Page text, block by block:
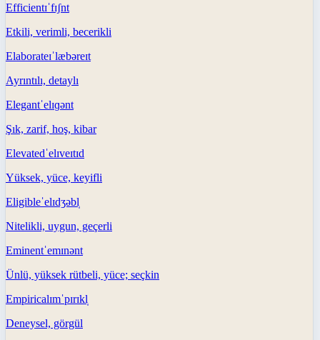
Efficientɪˈfɪʃnt
Etkili, verimli, becerikli
Elaborateɪˈlæbəreɪt
Ayrıntılı, detaylı
Elegantˈelɪɡənt
Şık, zarif, hoş, kibar
Elevatedˈelɪveɪtɪd
Yüksek, yüce, keyifli
Eligibleˈelɪdʒəbl̩
Nitelikli, uygun, geçerli
Eminentˈemɪnənt
Ünlü, yüksek rütbeli, yüce; seçkin
Empiricalɪmˈpɪrɪkl̩
Deneysel, görgül